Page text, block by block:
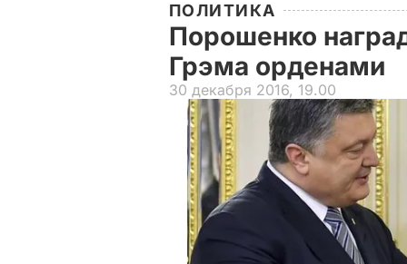
ПОЛИТИКА
Порошенко
Грэма орденами
30 декабря 2016, 19.00